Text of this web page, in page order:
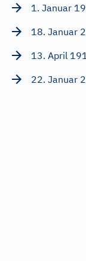
1. Januar
18. Januar
13. April
22. Januar